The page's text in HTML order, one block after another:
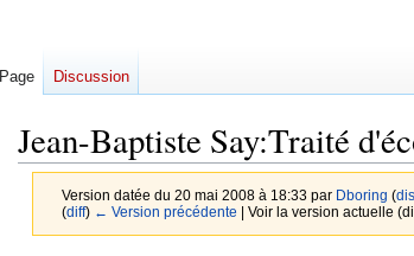
Jean-Baptiste Say:Traité
Version datée du 20 mai 2008 à 18:33 par Dboring (
(diff) ← Version précédente | Voir la version actuelle
Page Discussion